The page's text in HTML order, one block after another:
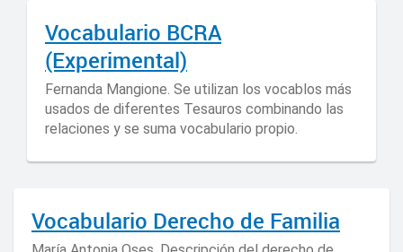
Vocabulario BCRA
(Experimental)
Fernanda Mangione. Se utilizan los vocablos más
usados de diferentes Tesauros combinando las
relaciones y se suma vocabulario propio.
Vocabulario Derecho de Familia